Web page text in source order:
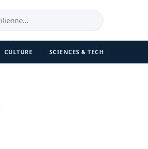
CULTURE SCIENCES & TECH